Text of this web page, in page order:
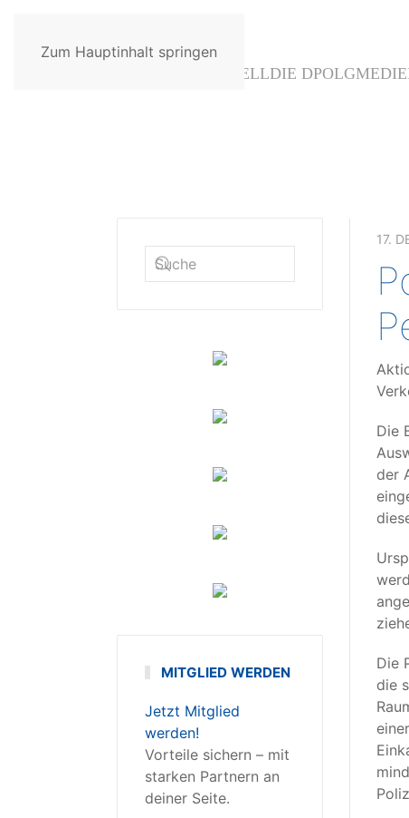
Zum Hauptinhalt springen
AKTUELLDIE DPOLG
17.
Die
der
Die
die
MITGLIED WERDEN
Jetzt Mitglied
werden!
Vorteile sichern – mit
starken Partnern an
deiner Seite.